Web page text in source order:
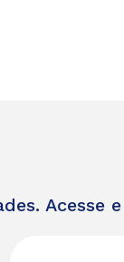
Acesse